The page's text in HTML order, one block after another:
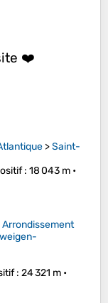
❤️
>Saint-
: 18 043 m •
Arrondissement
: 24 321 m •